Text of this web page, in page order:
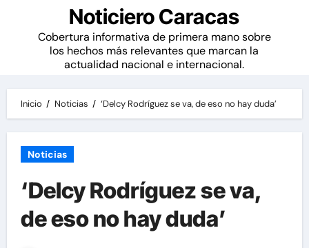
Noticiero Caracas
Cobertura informativa de primera mano sobre
los hechos más relevantes que marcan la
actualidad nacional e internacional.
Inicio Noticias ‘Delcy Rodríguez se va, de eso no hay duda’
Noticias
‘Delcy Rodríguez se va,
de eso no hay duda’